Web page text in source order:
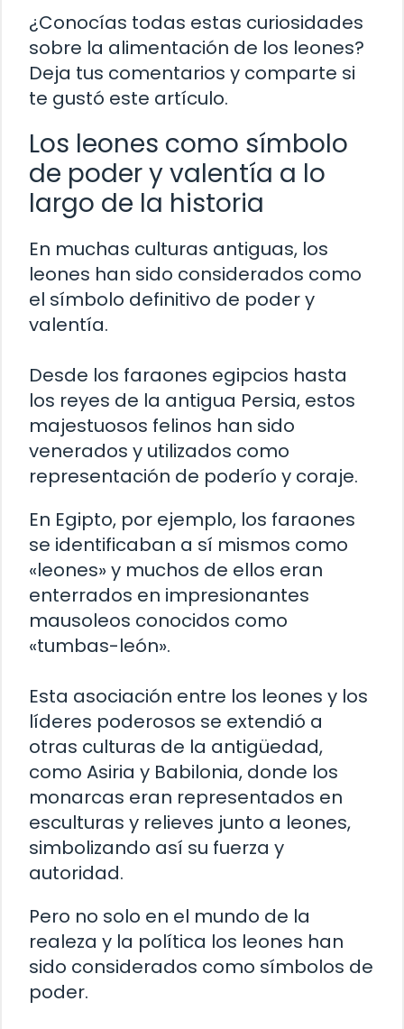
¿Conocías todas estas curiosidades
sobre la alimentación de los leones?
Deja tus comentarios y comparte si
te gustó este artículo.
Los leones como símbolo
de poder y valentía a lo
largo de la historia
En muchas culturas antiguas, los
leones han sido considerados como
el símbolo definitivo de poder y
valentía.
Desde los faraones egipcios hasta
los reyes de la antigua Persia, estos
majestuosos felinos han sido
venerados y utilizados como
representación de poderío y coraje.
En Egipto, por ejemplo, los faraones
se identificaban a sí mismos como
«leones» y muchos de ellos eran
enterrados en impresionantes
mausoleos conocidos como
«tumbas-león».
Esta asociación entre los leones y los
líderes poderosos se extendió a
otras culturas de la antigüedad,
como Asiria y Babilonia, donde los
monarcas eran representados en
esculturas y relieves junto a leones,
simbolizando así su fuerza y
autoridad.
Pero no solo en el mundo de la
realeza y la política los leones han
sido considerados como símbolos de
poder.